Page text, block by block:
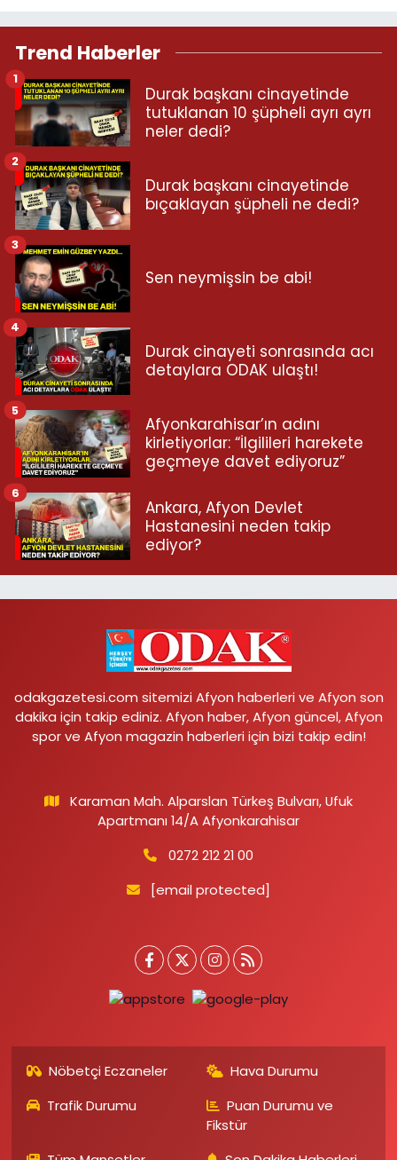
Trend Haberler
Durak başkanı cinayetinde
tutuklanan 10 şüpheli ayrı ayrı
neler dedi?
1
Durak başkanı cinayetinde
bıçaklayan şüpheli ne dedi?
2
Sen neymişsin be abi!
3
Durak cinayeti sonrasında acı
detaylara ODAK ulaştı!
4
Afyonkarahisar’ın adını
kirletiyorlar: “İlgilileri harekete
geçmeye davet ediyoruz”
5
Ankara, Afyon Devlet
Hastanesini neden takip
ediyor?
6
odakgazetesi.com sitemizi Afyon haberleri ve Afyon son
dakika için takip ediniz. Afyon haber, Afyon güncel, Afyon
spor ve Afyon magazin haberleri için bizi takip edin!
Karaman Mah. Alparslan Türkeş Bulvarı, Ufuk
Apartmanı 14/A Afyonkarahisar
0272 212 21 00
[email protected]
Nöbetçi Eczaneler
Hava Durumu
Trafik Durumu
Puan Durumu ve
Fikstür